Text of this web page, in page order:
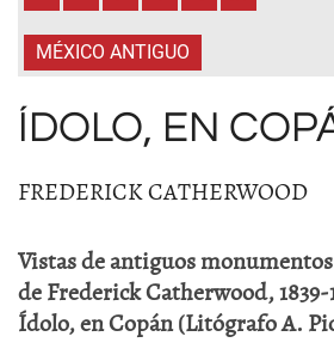
MÉXICO ANTIGUO
ÍDOLO, EN
FREDERICK CATHERWOOD
Vistas de antiguos
de Frederick Catherwood, 1839-
Ídolo, en Copán (Litógrafo A.